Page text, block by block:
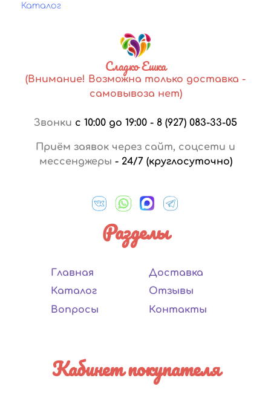
Каталог
Сладко Ешка
(Внимание! Возможна только доставка -
самовывоза нет)
Звонки с 10:00 до 19:00 - 8 (927) 083-33-05
Приём заявок через сайт, соцсети и
мессенджеры - 24/7 (круглосуточно)
Разделы
Главная
Каталог
Вопросы
Доставка
Отзывы
Контакты
Кабинет покупателя